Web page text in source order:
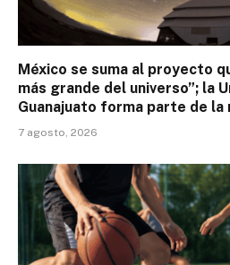
México se suma al proyecto
más grande del universo”; la
Guanajuato forma parte de la
7 agosto, 2026